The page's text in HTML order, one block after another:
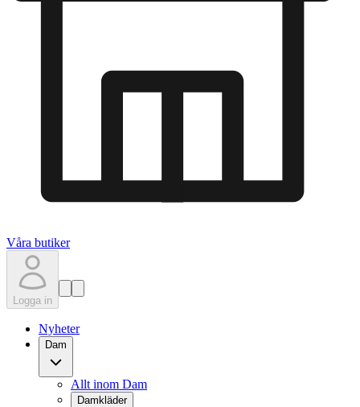
Våra butiker
Logga in
Nyheter
Dam
Allt inom Dam
Damkläder